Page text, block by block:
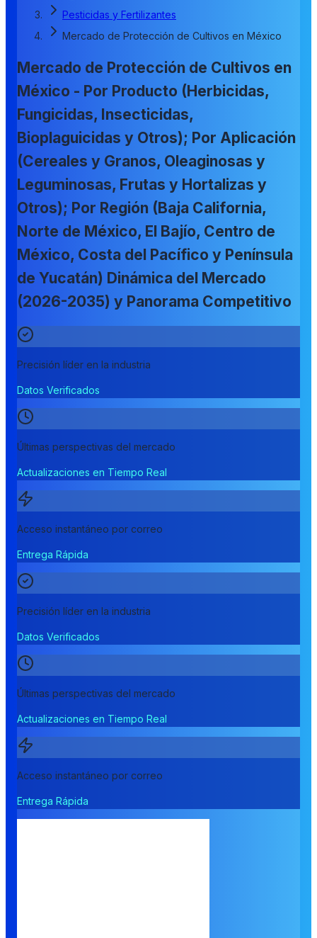
Pesticidas y Fertilizantes
Mercado de Protección de Cultivos en México
Mercado de Protección de Cultivos en
México - Por Producto (Herbicidas,
Fungicidas, Insecticidas,
Bioplaguicidas y Otros); Por Aplicación
(Cereales y Granos, Oleaginosas y
Leguminosas, Frutas y Hortalizas y
Otros); Por Región (Baja California,
Norte de México, El Bajío, Centro de
México, Costa del Pacífico y Península
de Yucatán) Dinámica del Mercado
(2026-2035) y Panorama Competitivo
Precisión líder en la industria
Datos Verificados
Últimas perspectivas del mercado
Actualizaciones en Tiempo Real
Acceso instantáneo por correo
Entrega Rápida
Precisión líder en la industria
Datos Verificados
Últimas perspectivas del mercado
Actualizaciones en Tiempo Real
Acceso instantáneo por correo
Entrega Rápida